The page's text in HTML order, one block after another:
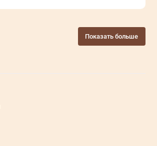
Показать больше